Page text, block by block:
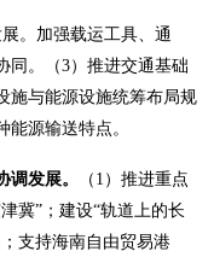
。加强载运工具、通
同。（3）推进交通基础
施与能源设施统筹布局规
源输送特点。
调发展。
（1）推进重点
冀”；建设“轨道上的长
支持海南自由贸易港